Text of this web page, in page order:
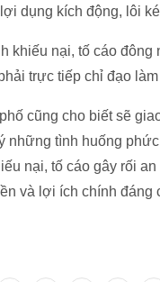
dụng kích động, lôi
khiếu nại, tố cáo
trực tiếp chỉ đạo
cũng cho biết sẽ
những tình huống
nại, tố cáo gây rối
và lợi ích chính đáng